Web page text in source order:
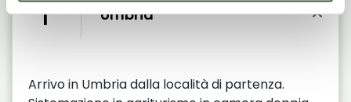
1 Umbria
Arrivo in Umbria dalla località di partenza.